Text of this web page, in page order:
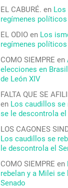
EL CABURÉ. en Los
regímenes políticos
EL ODIO en Los
regímenes políticos
COMO SIEMPRE en
elecciones en
de León XIV
FALTA QUE SE
en Los caudillos se
se le descontrola el
LOS CAGONES
Los caudillos se
le descontrola el
COMO SIEMPRE en
rebelan y a Milei se
Senado